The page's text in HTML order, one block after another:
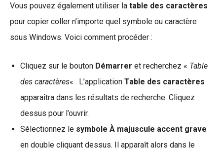
Vous pouvez également utiliser la table des caractères
pour copier coller n’importe quel symbole ou caractère
sous Windows. Voici comment procéder :
Cliquez sur le bouton Démarrer et recherchez « Table
des caractères« . L’application Table des caractères
apparaîtra dans les résultats de recherche. Cliquez
dessus pour l’ouvrir.
Sélectionnez le symbole À majuscule accent grave
en double cliquant dessus. Il apparaît alors dans le